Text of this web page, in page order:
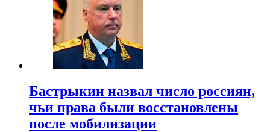
Бастрыкин назвал число россиян,
чьи права были восстановлены
после мобилизации